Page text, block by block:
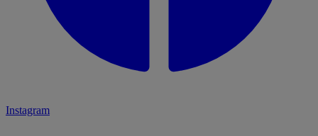
Instagram